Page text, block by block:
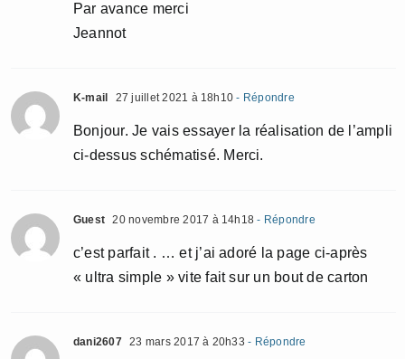
Par avance merci
Jeannot
K-mail 27 juillet 2021 à 18h10 - Répondre
Bonjour. Je vais essayer la réalisation de l’ampli
ci-dessus schématisé. Merci.
Guest 20 novembre 2017 à 14h18 - Répondre
c’est parfait . … et j’ai adoré la page ci-après
« ultra simple » vite fait sur un bout de carton
dani2607 23 mars 2017 à 20h33 - Répondre